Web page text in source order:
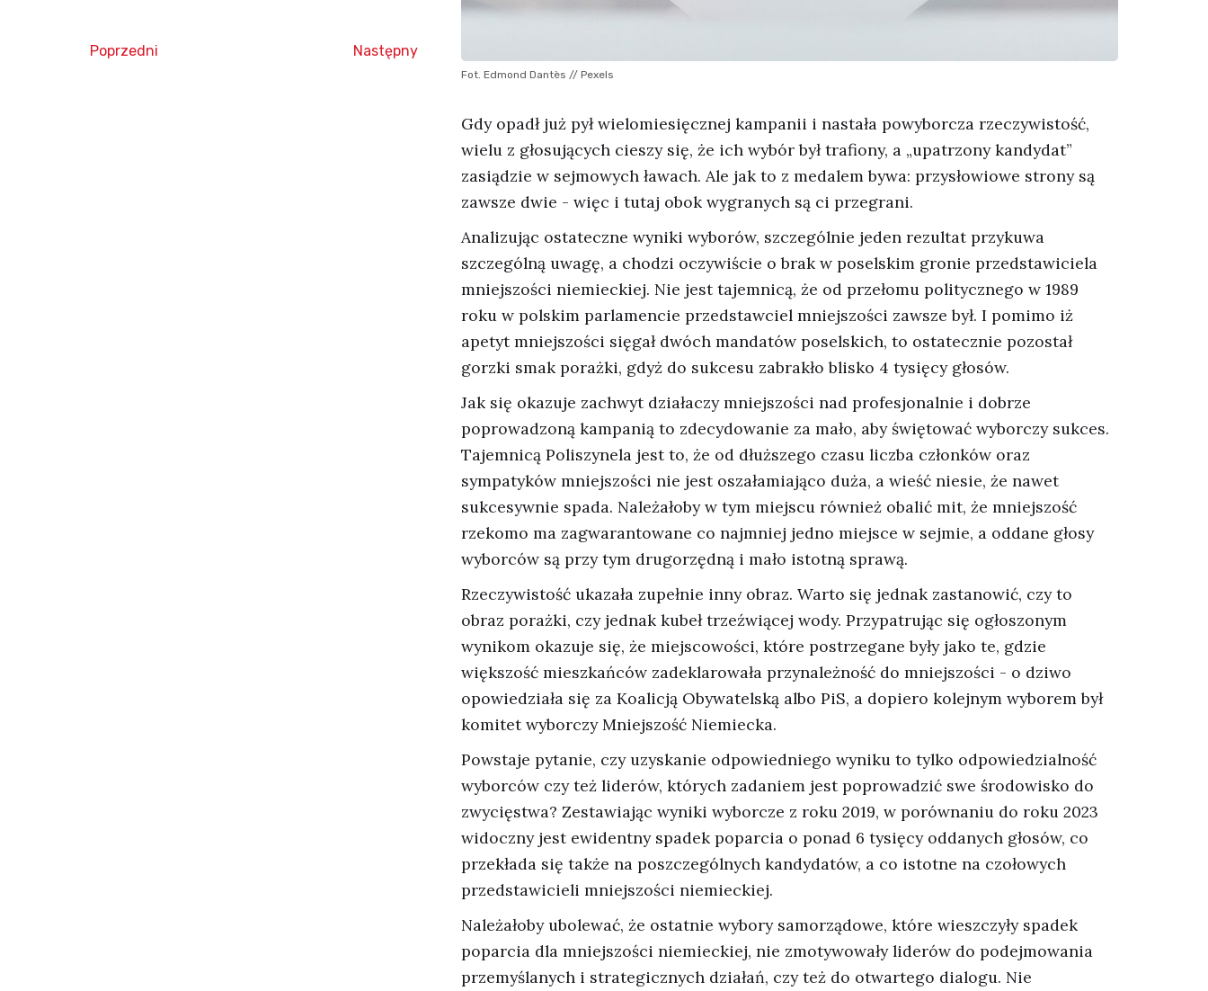
Poprzedni Następny
Fot. Edmond Dantès // Pexels
Gdy opadł już pył wielomiesięcznej kampanii i nastała powyborcza rzeczywistość,
wielu z głosujących cieszy się, że ich wybór był trafiony, a „upatrzony kandydat”
zasiądzie w sejmowych ławach. Ale jak to z medalem bywa: przysłowiowe strony są
zawsze dwie - więc i tutaj obok wygranych są ci przegrani.
Analizując ostateczne wyniki wyborów, szczególnie jeden rezultat przykuwa
szczególną uwagę, a chodzi oczywiście o brak w poselskim gronie przedstawiciela
mniejszości niemieckiej. Nie jest tajemnicą, że od przełomu politycznego w 1989
roku w polskim parlamencie przedstawciel mniejszości zawsze był. I pomimo iż
apetyt mniejszości sięgał dwóch mandatów poselskich, to ostatecznie pozostał
gorzki smak porażki, gdyż do sukcesu zabrakło blisko 4 tysięcy głosów.
Jak się okazuje zachwyt działaczy mniejszości nad profesjonalnie i dobrze
poprowadzoną kampanią to zdecydowanie za mało, aby świętować wyborczy sukces.
Tajemnicą Poliszynela jest to, że od dłuższego czasu liczba członków oraz
sympatyków mniejszości nie jest oszałamiająco duża, a wieść niesie, że nawet
sukcesywnie spada. Należałoby w tym miejscu również obalić mit, że mniejszość
rzekomo ma zagwarantowane co najmniej jedno miejsce w sejmie, a oddane głosy
wyborców są przy tym drugorzędną i mało istotną sprawą.
Rzeczywistość ukazała zupełnie inny obraz. Warto się jednak zastanowić, czy to
obraz porażki, czy jednak kubeł trzeźwiącej wody. Przypatrując się ogłoszonym
wynikom okazuje się, że miejscowości, które postrzegane były jako te, gdzie
większość mieszkańców zadeklarowała przynależność do mniejszości - o dziwo
opowiedziała się za Koalicją Obywatelską albo PiS, a dopiero kolejnym wyborem był
komitet wyborczy Mniejszość Niemiecka.
Powstaje pytanie, czy uzyskanie odpowiedniego wyniku to tylko odpowiedzialność
wyborców czy też liderów, których zadaniem jest poprowadzić swe środowisko do
zwycięstwa? Zestawiając wyniki wyborcze z roku 2019, w porównaniu do roku 2023
widoczny jest ewidentny spadek poparcia o ponad 6 tysięcy oddanych głosów, co
przekłada się także na poszczególnych kandydatów, a co istotne na czołowych
przedstawicieli mniejszości niemieckiej.
Należałoby ubolewać, że ostatnie wybory samorządowe, które wieszczyły spadek
poparcia dla mniejszości niemieckiej, nie zmotywowały liderów do podejmowania
przemyślanych i strategicznych działań, czy też do otwartego dialogu. Nie